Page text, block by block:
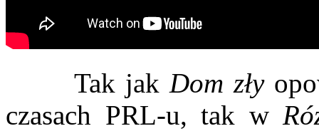
Tak jak Dom zły
czasach PRL-u, tak w